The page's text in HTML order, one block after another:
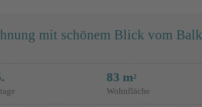
mit schönem Blick vom
83 m 2
Wohnfläche